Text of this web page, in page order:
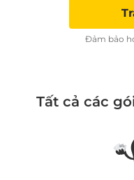
Đảm bảo
Tất cả các